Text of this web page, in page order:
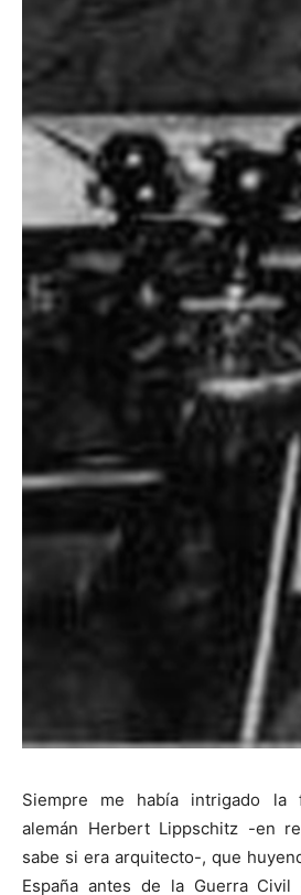
Siempre me había intrigado la
alemán Herbert Lippschitz -en
sabe si era arquitecto-, que
España antes de la Guerra Civil